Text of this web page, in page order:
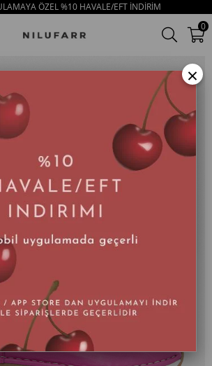
ÖZEL %10 HAVALE/EFT İNDİRİM
0
Patrice Pembe Hakiki Deri Kadın Sneaker
×